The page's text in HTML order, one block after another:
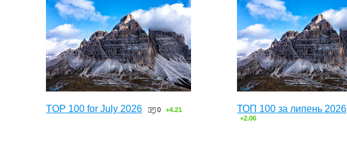
TOP 100 for July 2026 0 +4.21 ТОП 100 за липень 2026
+2.06